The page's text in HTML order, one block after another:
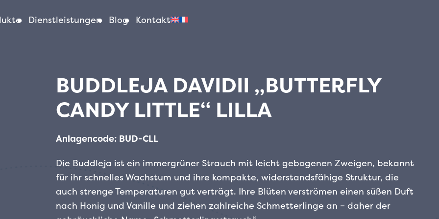
Dienstleistungen Blog Kontakt
BUDDLEJA DAVIDII „BUTTERFLY
CANDY LITTLE“ LILLA
Anlagencode: BUD-CLL
Die Buddleja ist ein immergrüner Strauch mit leicht gebogenen Zweigen, bekannt
für ihr schnelles Wachstum und ihre kompakte, widerstandsfähige Struktur, die
auch strenge Temperaturen gut verträgt. Ihre Blüten verströmen einen süßen Duft
nach Honig und Vanille und ziehen zahlreiche Schmetterlinge an – daher der